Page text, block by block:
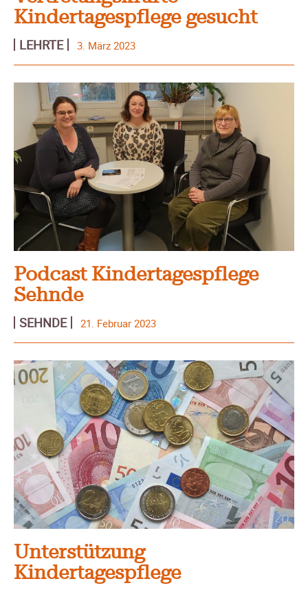
Kindertagespflege gesucht
LEHRTE 3. März 2023
Podcast Kindertagespflege
Sehnde
SEHNDE 21. Februar 2023
Unterstützung
Kindertagespflege